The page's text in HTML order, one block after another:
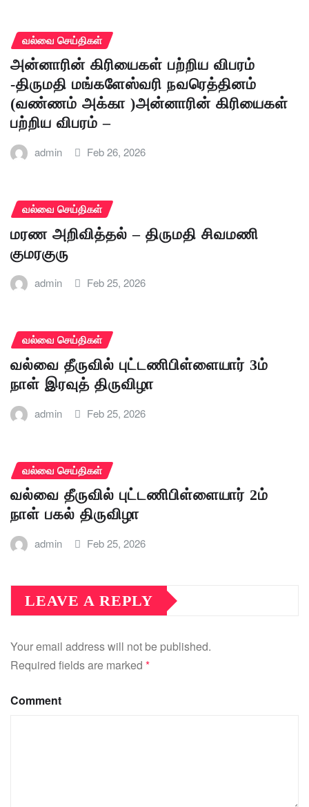
வல்வை செய்திகள்
அன்னாரின் கிரியைகள் பற்றிய விபரம்
-திருமதி மங்களேஸ்வரி நவரெத்தினம்
(வண்ணம் அக்கா )அன்னாரின் கிரியைகள்
பற்றிய விபரம் –
admin Feb 26, 2026
வல்வை செய்திகள்
மரண அறிவித்தல் – திருமதி சிவமணி
குமரகுரு
admin Feb 25, 2026
வல்வை செய்திகள்
வல்வை தீருவில் புட்டணிபிள்ளையார் 3ம்
நாள் இரவுத் திருவிழா
admin Feb 25, 2026
வல்வை செய்திகள்
வல்வை தீருவில் புட்டணிபிள்ளையார் 2ம்
நாள் பகல் திருவிழா
admin Feb 25, 2026
LEAVE A REPLY
Your email address will not be published.
Required fields are marked *
Comment